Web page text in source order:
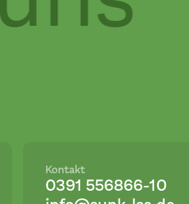
Kontakt
0391 556866-10